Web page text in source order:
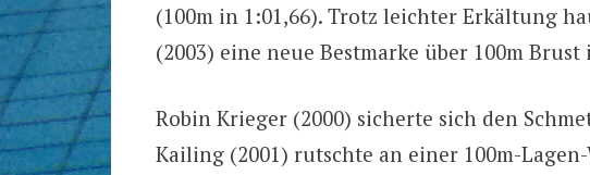
(100m in 1:01,66). Trotz leichter Erkältung
(2003) eine neue Bestmarke über 100m
Robin Krieger (2000) sicherte sich den
Kailing (2001) rutschte an einer 100m-